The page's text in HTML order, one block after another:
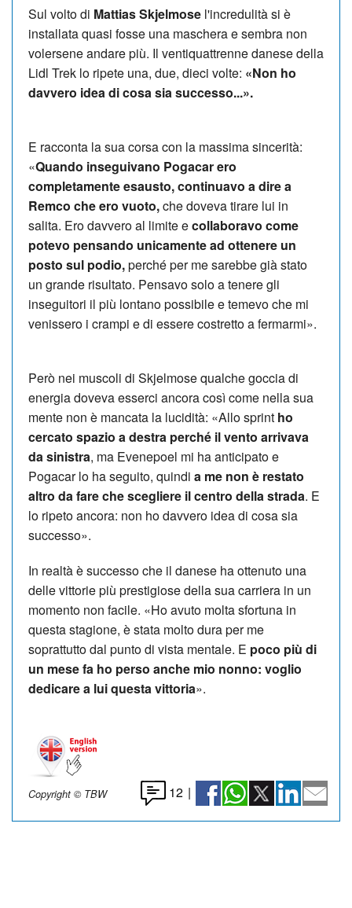
Sul volto di Mattias Skjelmose l'incredulità si è
installata quasi fosse una maschera e sembra non
volersene andare più. Il ventiquattrenne danese della
Lidl Trek lo ripete una, due, dieci volte: «Non ho
davvero idea di cosa sia successo...».
E racconta la sua corsa con la massima sincerità:
«Quando inseguivano Pogacar ero
completamente esausto, continuavo a dire a
Remco che ero vuoto,che doveva tirare lui in
salita. Ero davvero al limite ecollaboravo come
potevo pensando unicamente ad ottenere un
posto sul podio,perché per me sarebbe già stato
un grande risultato. Pensavo solo a tenere gli
inseguitori il più lontano possibile e temevo che mi
venissero i crampi e di essere costretto a fermarmi».
Però nei muscoli di Skjelmose qualche goccia di
energia doveva esserci ancora così come nella sua
mente non è mancata la lucidità: «Allo sprint ho
cercato spazio a destra perché il vento arrivava
da sinistra, ma Evenepoel mi ha anticipato e
Pogacar lo ha seguito, quindi a me non è restato
altro da fare che scegliere il centro della strada. E
lo ripeto ancora: non ho davvero idea di cosa sia
successo».
In realtà è successo che il danese ha ottenuto una
delle vittorie più prestigiose della sua carriera in un
momento non facile. «Ho avuto molta sfortuna in
questa stagione, è stata molto dura per me
soprattutto dal punto di vista mentale. E poco più di
un mese fa ho perso anche mio nonno: voglio
dedicare a lui questa vittoria».
Copyright © TBW 12 |